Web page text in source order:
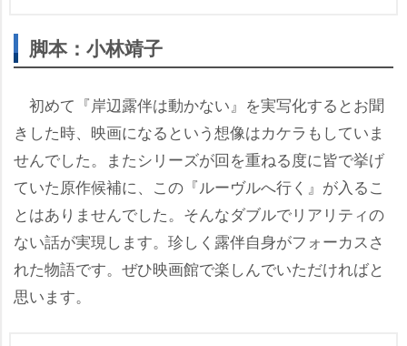
脚本：小林靖子
初めて『岸辺露伴は動かない』を実写化するとお聞
きした時、映画になるという想像はカケラもしていま
せんでした。またシリーズが回を重ねる度に皆で挙げ
ていた原作候補に、この『ルーヴルへ行く』が入るこ
とはありませんでした。そんなダブルでリアリティの
ない話が実現します。珍しく露伴自身がフォーカスさ
れた物語です。ぜひ映画館で楽しんでいただければと
思います。